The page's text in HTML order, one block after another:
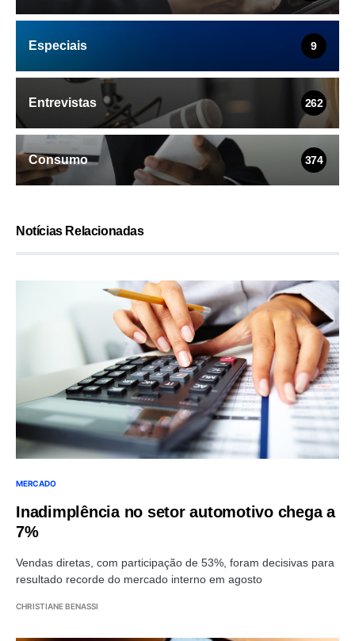
Especiais 9
Entrevistas 262
Consumo 374
Notícias Relacionadas
MERCADO
Inadimplência no setor automotivo chega a
7%
Vendas diretas, com participação de 53%, foram decisivas para
resultado recorde do mercado interno em agosto
CHRISTIANE BENASSI